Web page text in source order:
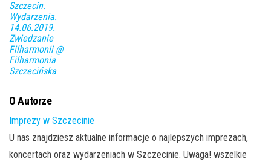
Szczecin.
Wydarzenia.
14.06.2019.
Zwiedzanie
Filharmonii @
Filharmonia
Szczecińska
O Autorze
Imprezy w Szczecinie
U nas znajdziesz aktualne informacje o najlepszych imprezach,
koncertach oraz wydarzeniach w Szczecinie. Uwaga! wszelkie